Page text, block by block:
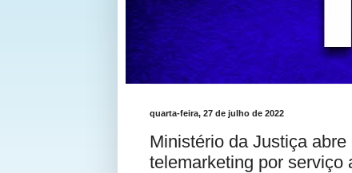
quarta-feira, 27 de julho de 2022
Ministério da Justiça
telemarketing por serviço